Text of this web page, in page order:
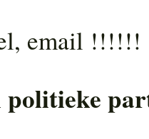
email !!!!!!
politieke